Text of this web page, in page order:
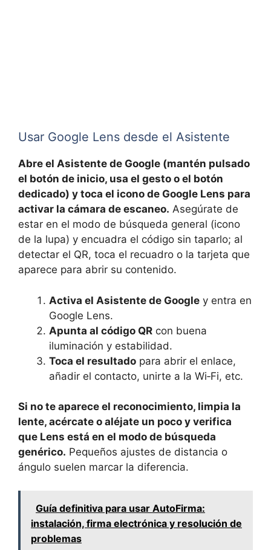
Usar Google Lens desde el Asistente
Abre el Asistente de Google (mantén pulsado
el botón de inicio, usa el gesto o el botón
dedicado) y toca el icono de Google Lens para
activar la cámara de escaneo. Asegúrate de
estar en el modo de búsqueda general (icono
de la lupa) y encuadra el código sin taparlo; al
detectar el QR, toca el recuadro o la tarjeta que
aparece para abrir su contenido.
Activa el Asistente de Google y entra en
Google Lens.
Apunta al código QR con buena
iluminación y estabilidad.
Toca el resultado para abrir el enlace,
añadir el contacto, unirte a la Wi‑Fi, etc.
Si no te aparece el reconocimiento, limpia la
lente, acércate o aléjate un poco y verifica
que Lens está en el modo de búsqueda
genérico. Pequeños ajustes de distancia o
ángulo suelen marcar la diferencia.
Guía definitiva para usar AutoFirma:
instalación, firma electrónica y resolución de
problemas